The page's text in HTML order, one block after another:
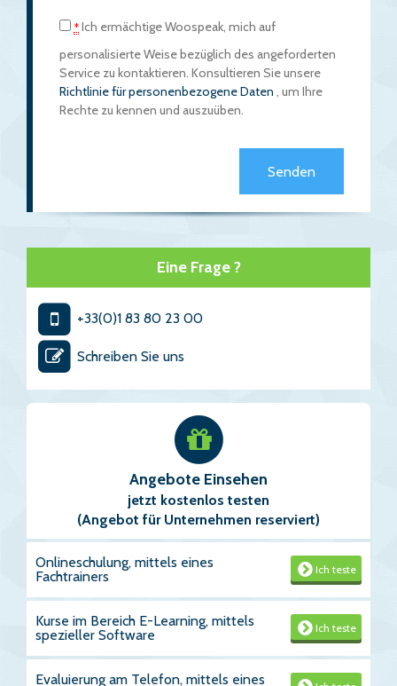
* Ich ermächtige Woospeak, mich auf
personalisierte Weise bezüglich des angeforderten
Service zu kontaktieren. Konsultieren Sie unsere
Richtlinie für personenbezogene Daten , um Ihre
Rechte zu kennen und auszuüben.
Eine Frage ?
+33(0)1 83 80 23 00
Schreiben Sie uns
Angebote Einsehen
jetzt kostenlos testen
(Angebot für Unternehmen reserviert)
Ich teste
Onlineschulung, mittels eines
Fachtrainers
Ich teste
Kurse im Bereich E-Learning, mittels
spezieller Software
Evaluierung am Telefon, mittels eines